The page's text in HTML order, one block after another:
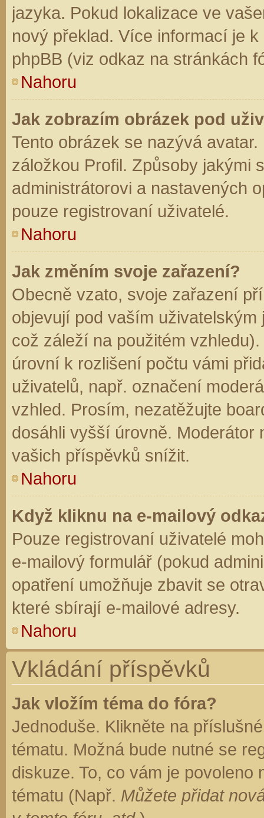
jazyka. Pokud lokalizace ve
nový překlad. Více informací je
phpBB (viz odkaz na stránkách
Nahoru
Jak zobrazím obrázek pod
Tento obrázek se nazývá
záložkou Profil. Způsoby jakými
administrátorovi a nastavených
pouze registrovaní uživatelé.
Nahoru
Jak změním svoje zařazení?
Obecně vzato, svoje zařazení
objevují pod vaším
což záleží na použitém
úrovní k rozlišení počtu vámi
uživatelů, např. označení
vzhled. Prosím, nezatěžujte
dosáhli vyšší úrovně. Moderátor
vašich příspěvků snížit.
Nahoru
Když kliknu na e-mailový
Pouze registrovaní uživatelé
e-mailový formulář (pokud
opatření umožňuje zbavit se
které sbírají e-mailové adresy.
Nahoru
Vkládání příspěvků
Jak vložím téma do fóra?
Jednoduše. Klikněte na
tématu. Možná bude nutné se
diskuze. To, co vám je
tématu (Např. Můžete přidat